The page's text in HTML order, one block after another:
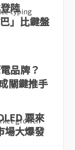
陸
」比鍵盤
品牌？
關鍵推手
要來
場大爆發